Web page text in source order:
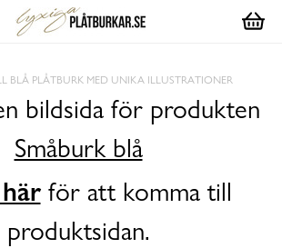
BLÅ PLÅTBURK MED UNIKA ILLUSTRATIONER
bildsida för produkten
Småburk blå
för att komma till
produktsidan.